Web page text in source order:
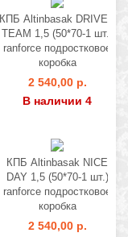
КПБ Altinbasak DRIVER
TEAM 1,5 (50*70-1 шт.)
ranforce подростковое
коробка
2 540,00 р.
В наличии 4
КПБ Altinbasak NICE
DAY 1,5 (50*70-1 шт.)
ranforce подростковое
коробка
2 540,00 р.